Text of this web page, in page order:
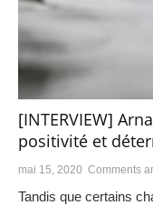
[INTERVIEW]
positivité et
mai 15, 2020 Comments
Tandis que certains